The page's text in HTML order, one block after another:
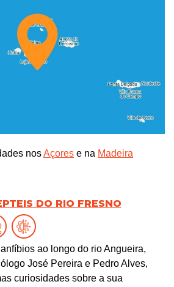
DO RIO FRESNO
ao longo do rio Angueira,
José Pereira e Pedro Alves,
curiosidades sobre a sua
nosAçores e na Madeira